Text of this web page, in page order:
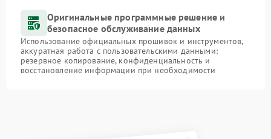
Оригинальные программные решение и
безопасное обслуживание данных
Использование официальных прошивок и инструментов,
аккуратная работа с пользовательскими данными:
резервное копирование, конфиденциальность и
восстановление информации при необходимости